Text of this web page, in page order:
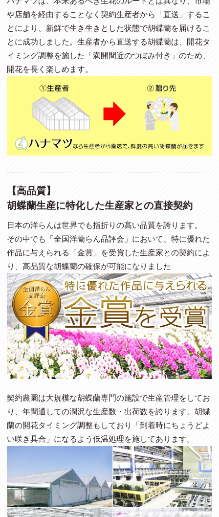
や店舗を経由することなく契約生産者から「直送」するこ
とにより、新鮮で生き生きとした状態で胡蝶蘭を届けるこ
とに成功しました。生産者から直送する胡蝶蘭は、開花タ
イミング調整を施した「満開間近のつぼみ付き」のため、
開花を長く楽しめます。
【高品質】
胡蝶蘭生産に特化した生産家との直接契約
日本の洋らんは世界でも指折りの高い品質を誇ります。
その中でも「全国洋蘭らん品評会」において、特に優れた
作品に与えられる「金賞」を受賞した生産家との契約によ
り、高品質な胡蝶蘭の確保が可能になりました
契約農園は大規模な胡蝶蘭専門の施設で生産管理をしてお
り、年間通しての潤沢な生産数・出荷数を誇ります。胡蝶
蘭の開花タイミング調整もしており「到着時にちょうどよ
い咲き具合」になるよう低温処理を施してあります。